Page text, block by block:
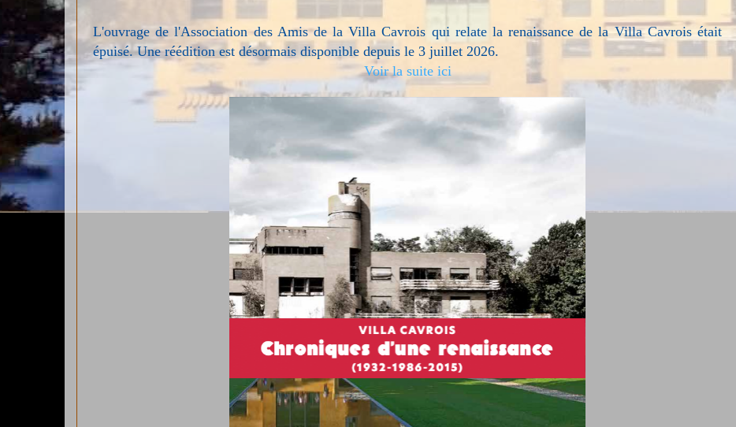
L'ouvrage de l'Association des Amis de la Villa Cavrois qui relate la renaissance de la Villa Cavrois était
épuisé. Une réédition est désormais disponible depuis le 3 juillet 2026.
Voir la suite ici